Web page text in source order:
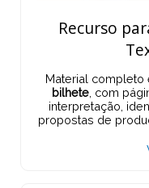
Recurso
Material completo
bilhete, com
interpretação,
propostas de